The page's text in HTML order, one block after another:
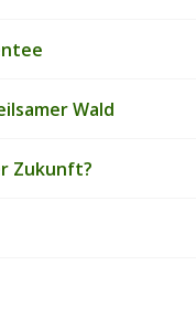
Wald
Zukunft?